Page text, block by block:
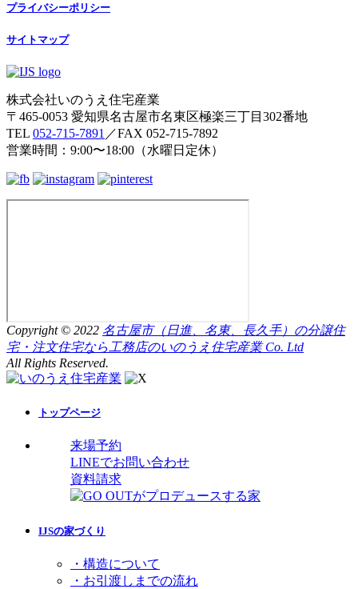
プライバシーポリシー
サイトマップ
株式会社いのうえ住宅産業
〒465-0053 愛知県名古屋市名東区極楽三丁目302番地
TEL 052-715-7891 ／FAX 052-715-7892
営業時間：9:00〜18:00（水曜日定休）
Copyright © 2022 名古屋市（日進、名東、長久手）の分譲住
宅・注文住宅なら工務店のいのうえ住宅産業 Co. Ltd
All Rights Reserved.
トップページ
来場予約
LINEでお問い合わせ
資料請求
IJSの家づくり
・構造について
・お引渡しまでの流れ